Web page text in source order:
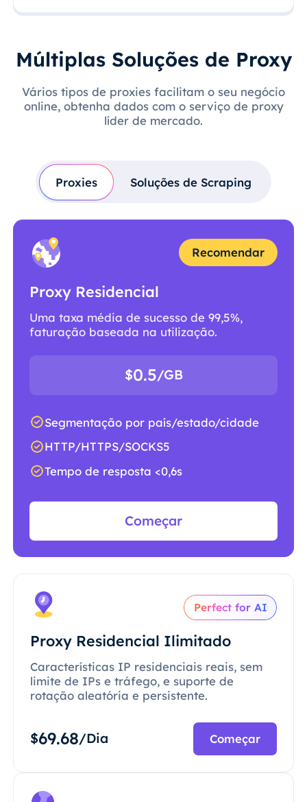
Múltiplas Soluções de Proxy
Vários tipos de proxies facilitam o seu negócio
online, obtenha dados com o serviço de proxy
líder de mercado.
Proxies Soluções de Scraping
Recomendar
Proxy Residencial
Uma taxa média de sucesso de 99,5%,
faturação baseada na utilização.
$0.5/GB
Segmentação por país/estado/cidade
HTTP/HTTPS/SOCKS5
Tempo de resposta <0,6s
Começar
Perfect for AI
Proxy Residencial Ilimitado
Características IP residenciais reais, sem
limite de IPs e tráfego, e suporte de
rotação aleatória e persistente.
$69.68/Dia Começar